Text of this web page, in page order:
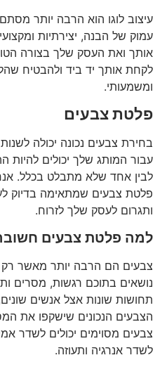
עיצוב לוגו הוא הרבה יותר
עמוק של הבנה, יצירתיות
אותך ואת העסק שלך בצורה
לקחת אותך יד ביד ולהבטיח
ומשמעותי.
פלטת צבעים
בחירת צבעים נכונה יכולה
עבור המותג שלך יכולים להיות
לבין אחד שלא מתבלט בכלל.
פלטת צבעים שמתאימה בדיוק
ותגרום לעסק שלך לזרוח.
למה פלטת צבעים
צבעים הם הרבה יותר מאשר רק
נושאים בתוכם רגשות, מסרים
תחושות שונות אצל אנשים
הצבעים הנכונים שישקפו את
צבעים מסוימים יכולים לשדר
לשדר אנרגיה ותעוזה.